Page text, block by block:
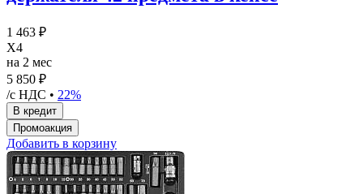
1 463 ₽
X4
на 2 мес
5 850 ₽
/с НДС • 22%
Добавить в корзину